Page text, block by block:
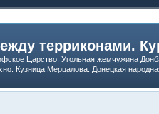
терриконами.
Царство. Угольная жемчужина
Кузница Мерцалова. Донецкая